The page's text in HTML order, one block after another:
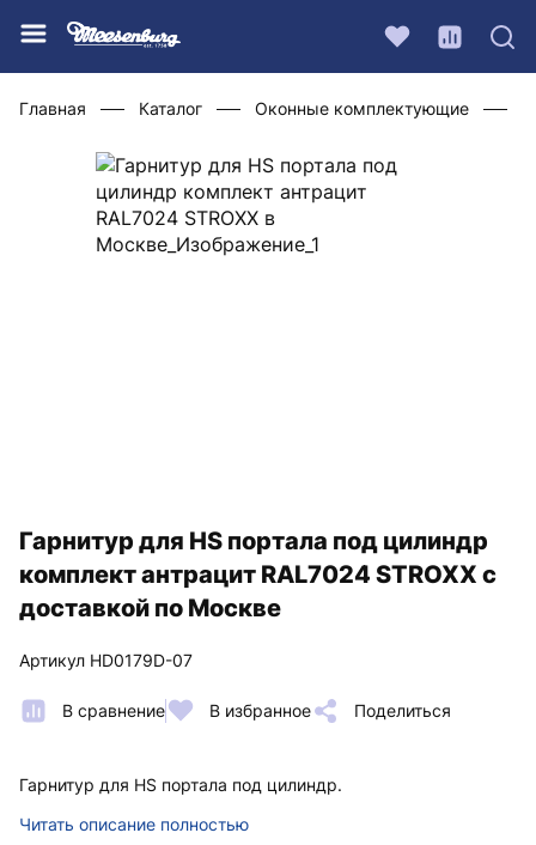
Главная Каталог Оконные комплектующие
Гарнитур для HS портала под цилиндр
комплект антрацит RAL7024 STROXX с
доставкой по Москве
Артикул HD0179D-07
В сравнение В избранное Поделиться
Гарнитур для HS портала под цилиндр.
Читать описание полностью